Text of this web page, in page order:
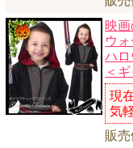
映
ウ
ハ
＜
現
気
販